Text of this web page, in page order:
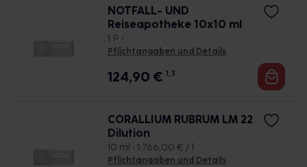
NOTFALL- UND
Reiseapotheke 10x10 ml
1 P •
Pflichtangaben und Details
124,90 € 1, 3
CORALLIUM RUBRUM LM 22
Dilution
10 ml • 1.766,00 € / l
Pflichtangaben und Details